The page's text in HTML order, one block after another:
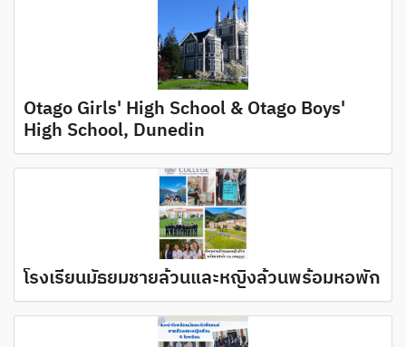
Otago Girls' High School & Otago Boys'
High School, Dunedin
โรงเรียนมัธยมชายล้วนและหญิงล้วนพร้อมหอพัก